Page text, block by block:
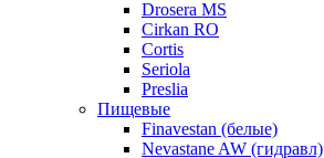
Drosera MS
Cirkan RO
Cortis
Seriola
Preslia
Пищевые
Finavestan (белые)
Nevastane AW (гидравл)